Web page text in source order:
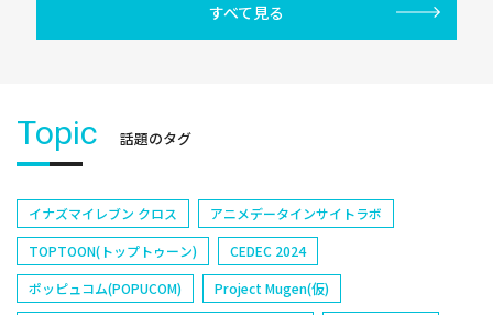
すべて見る
Topic 話題のタグ
イナズマイレブン クロス
アニメデータインサイトラボ
TOPTOON(トップトゥーン)
CEDEC 2024
ポッピュコム(POPUCOM)
Project Mugen(仮)